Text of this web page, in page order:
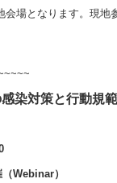
場となります。現
染対策と行動規
）